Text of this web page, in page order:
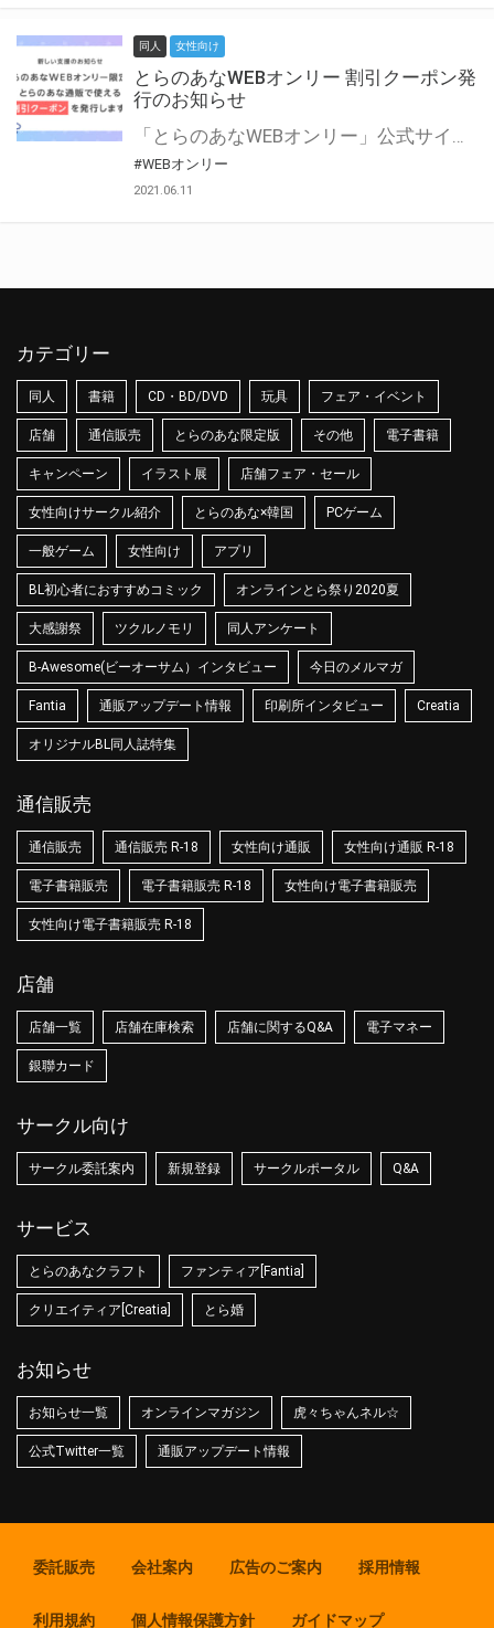
同人 女性向け
とらのあなWEBオンリー 割引クーポン発
行のお知らせ
「とらのあなWEBオンリー」公式サイトでとらのあな通販の「割引クーポン」を配布中！ イベントごとに開催当日限定で使える割引クーポンのシリアルコードを発行します。 とらのあなWEBオンリーのページをチェックして、イベント当日にお得にお買い物を楽しみましょう♪ ※本キャンペーンは予告なく終了する場合がございます。 とらのあなWEBオンリーサイトはこちら
#WEBオンリー
2021.06.11
カテゴリー
同人 書籍 CD・BD/DVD 玩具 フェア・イベント
店舗 通信販売 とらのあな限定版 その他 電子書籍
キャンペーン イラスト展 店舗フェア・セール
女性向けサークル紹介 とらのあな×韓国 PCゲーム
一般ゲーム 女性向け アプリ
BL初心者におすすめコミック オンラインとら祭り2020夏
大感謝祭 ツクルノモリ 同人アンケート
B-Awesome(ビーオーサム）インタビュー 今日のメルマガ
Fantia 通販アップデート情報 印刷所インタビュー Creatia
オリジナルBL同人誌特集
通信販売
通信販売 通信販売 R-18 女性向け通販 女性向け通販 R-18
電子書籍販売 電子書籍販売 R-18 女性向け電子書籍販売
女性向け電子書籍販売 R-18
店舗
店舗一覧 店舗在庫検索 店舗に関するQ&A 電子マネー
銀聯カード
サークル向け
サークル委託案内 新規登録 サークルポータル Q&A
サービス
とらのあなクラフト ファンティア[Fantia]
クリエイティア[Creatia] とら婚
お知らせ
お知らせ一覧 オンラインマガジン 虎々ちゃんネル☆
公式Twitter一覧 通販アップデート情報
委託販売 会社案内 広告のご案内 採用情報
利用規約 個人情報保護方針 ガイドマップ